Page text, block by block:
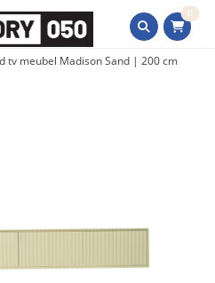
0
tv meubel Madison Sand | 200 cm